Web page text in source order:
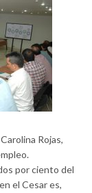
Rojas,
por ciento del
el Cesar es,